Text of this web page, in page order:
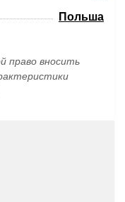
Польша
право вносить